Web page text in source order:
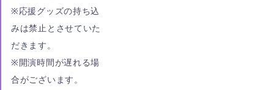
※応援グッズの持ち込
みは禁止とさせていた
だきます。
※開演時間が遅れる場
合がございます。